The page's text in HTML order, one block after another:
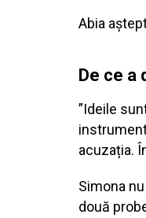
Abia
De ce a
”Ideile
acuzația.
Simona
două